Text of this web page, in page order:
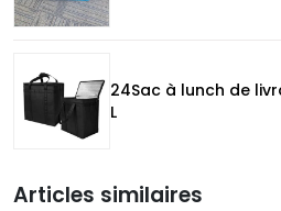
24Sac à lunch de
L
Articles similaires